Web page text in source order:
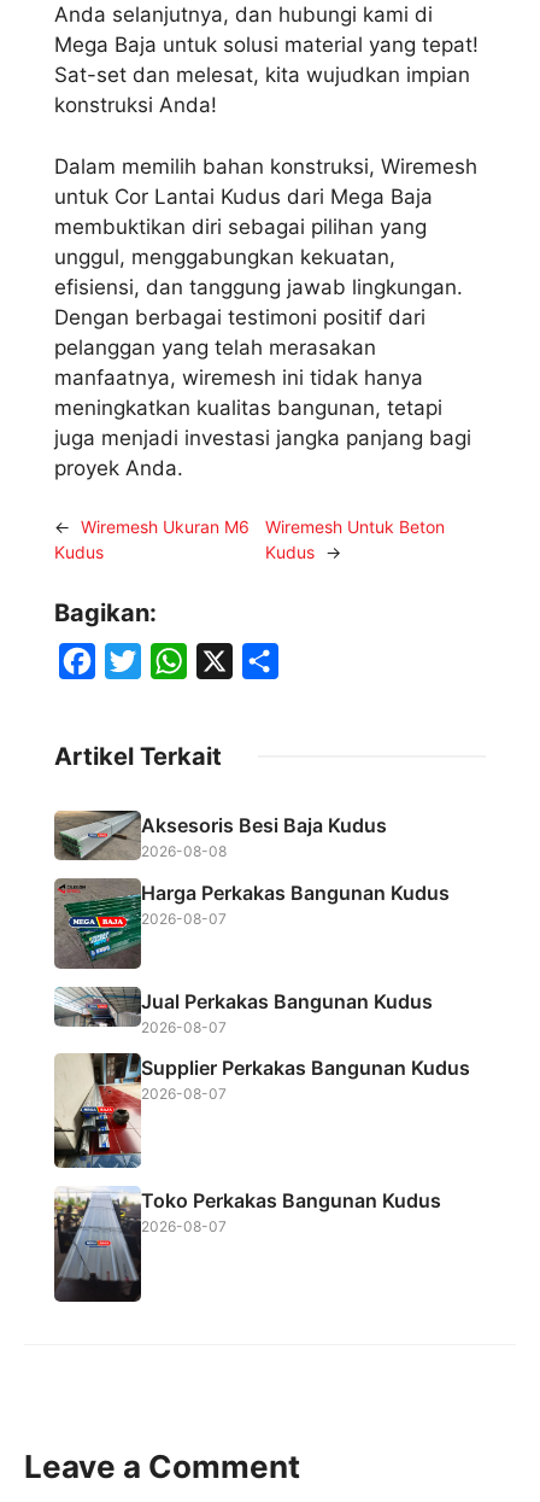
Anda selanjutnya, dan hubungi kami di
Mega Baja untuk solusi material yang tepat!
Sat-set dan melesat, kita wujudkan impian
konstruksi Anda!
Dalam memilih bahan konstruksi, Wiremesh
untuk Cor Lantai Kudus dari Mega Baja
membuktikan diri sebagai pilihan yang
unggul, menggabungkan kekuatan,
efisiensi, dan tanggung jawab lingkungan.
Dengan berbagai testimoni positif dari
pelanggan yang telah merasakan
manfaatnya, wiremesh ini tidak hanya
meningkatkan kualitas bangunan, tetapi
juga menjadi investasi jangka panjang bagi
proyek Anda.
← Wiremesh Ukuran M6
Kudus
Wiremesh Untuk Beton
Kudus →
Bagikan:
e
b
o
o
k
t
e
t
A
p
Artikel Terkait
Aksesoris Besi Baja Kudus
2026-08-08
Harga Perkakas Bangunan Kudus
2026-08-07
Jual Perkakas Bangunan Kudus
2026-08-07
Supplier Perkakas Bangunan Kudus
2026-08-07
Toko Perkakas Bangunan Kudus
2026-08-07
Leave a Comment